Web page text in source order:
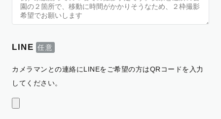
LINE
カメラマンとの連絡にLINEをご希望の方はQRコードを入力
してください。